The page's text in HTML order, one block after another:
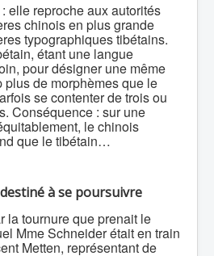
elle reproche aux autorités
chinois en plus grande
typographiques tibétains.
étant une langue
pour désigner une même
plus de morphèmes que le
se contenter de trois ou
Conséquence : sur une
le chinois
que le tibétain…
à se poursuivre
la tournure que prenait le
Mme Schneider était en train
Metten, représentant de